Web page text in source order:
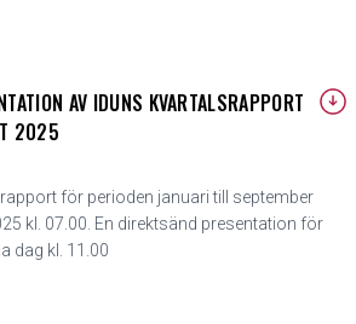
AV IDUNS KVARTALSRAPPORT
2025
för perioden januari till september
kl. 07.00. En direktsänd presentation för
dag kl. 11.00